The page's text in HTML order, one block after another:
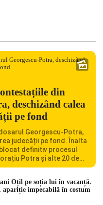
din
deschizând calea
pe fond
Georgescu-Potra,
judecății pe fond. Înalta
definitiv procesul
Potra și alte 20 de
îndreptate împotriva
camera preliminară,
au […]
Oțil pe soția lui în vacanță.
apariție impecabilă în costum